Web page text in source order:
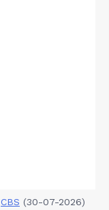
CBS (30-07-2026)